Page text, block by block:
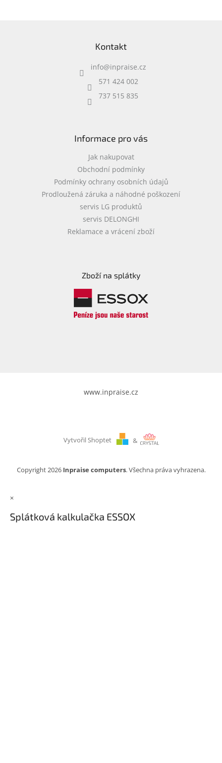
Kontakt
info@inpraise.cz
571 424 002
737 515 835
Informace pro vás
Jak nakupovat
Obchodní podmínky
Podmínky ochrany osobních údajů
Prodloužená záruka a náhodné poškození
servis LG produktů
servis DELONGHI
Reklamace a vrácení zboží
Zboží na splátky
www.inpraise.cz
Vytvořil Shoptet &
Copyright 2026 Inpraise computers. Všechna práva vyhrazena.
×
Splátková kalkulačka ESSOX